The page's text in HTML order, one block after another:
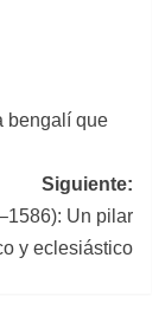
bengalí que
Siguiente:
Un pilar
y eclesiástico